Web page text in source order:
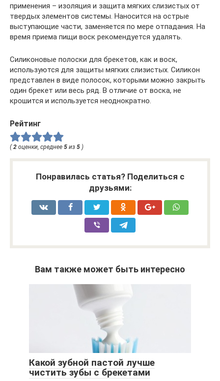
применения – изоляция и защита мягких слизистых от
твердых элементов системы. Наносится на острые
выступающие части, заменяется по мере отпадания. На
время приема пищи воск рекомендуется удалять.
Силиконовые полоски для брекетов, как и воск,
используются для защиты мягких слизистых. Силикон
представлен в виде полосок, которыми можно закрыть
один брекет или весь ряд. В отличие от воска, не
крошится и используется неоднократно.
Рейтинг
( 2 оценки, среднее 5 из 5 )
Понравилась статья? Поделиться с
друзьями:
Вам также может быть интересно
Какой зубной пастой лучше
чистить зубы с брекетами